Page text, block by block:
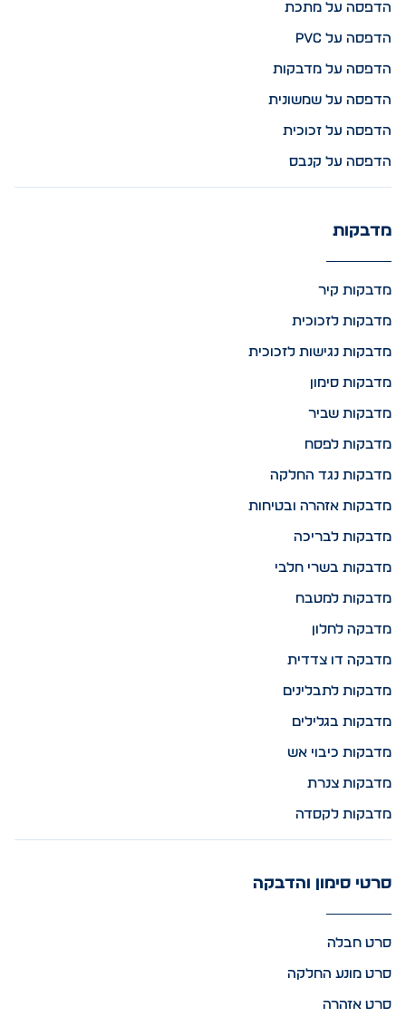
הדפסה על מתכת
הדפסה על PVC
הדפסה על מדבקות
הדפסה על שמשונית
הדפסה על זכוכית
הדפסה על קנבס
מדבקות
מדבקות קיר
מדבקות לזכוכית
מדבקות נגישות לזכוכית
מדבקות סימון
מדבקות שביר
מדבקות לפסח
מדבקות נגד החלקה
מדבקות אזהרה ובטיחות
מדבקות לבריכה
מדבקות בשרי חלבי
מדבקות למטבח
מדבקה לחלון
מדבקה דו צדדית
מדבקות לתבלינים
מדבקות בגלילים
מדבקות כיבוי אש
מדבקות צנרת
מדבקות לקסדה
סרטי סימון והדבקה
סרט חבלה
סרט מונע החלקה
סרט אזהרה